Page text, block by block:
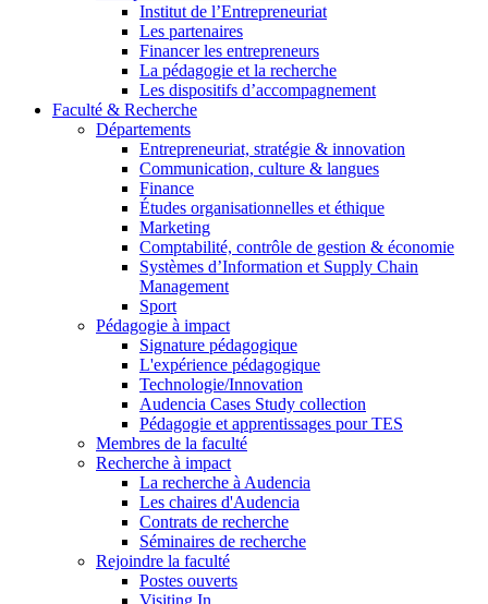
Institut de l’Entrepreneuriat
Les partenaires
Financer les entrepreneurs
La pédagogie et la recherche
Les dispositifs d’accompagnement
Faculté & Recherche
Départements
Entrepreneuriat, stratégie & innovation
Communication, culture & langues
Finance
Études organisationnelles et éthique
Marketing
Comptabilité, contrôle de gestion & économie
Systèmes d’Information et Supply Chain
Management
Sport
Pédagogie à impact
Signature pédagogique
L'expérience pédagogique
Technologie/Innovation
Audencia Cases Study collection
Pédagogie et apprentissages pour TES
Membres de la faculté
Recherche à impact
La recherche à Audencia
Les chaires d'Audencia
Contrats de recherche
Séminaires de recherche
Rejoindre la faculté
Postes ouverts
Visiting In